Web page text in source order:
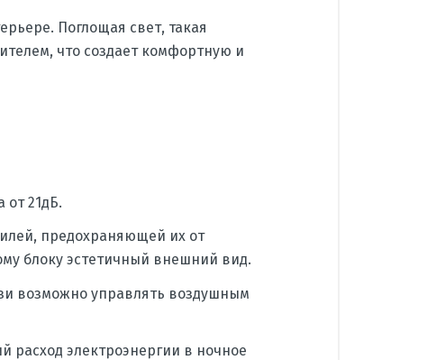
Поглощая свет, такая
что создает комфортную и
21дБ.
предохраняющей их от
блоку эстетичный внешний вид.
возможно управлять воздушным
расход электроэнергии в ночное